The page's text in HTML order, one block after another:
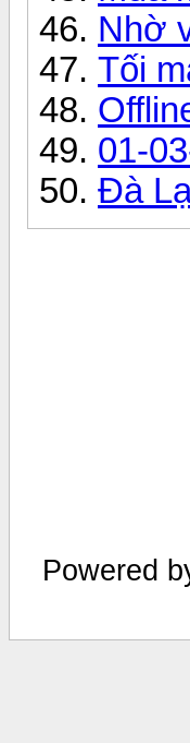
Nhờ
Tối
01-
Đà
Powered